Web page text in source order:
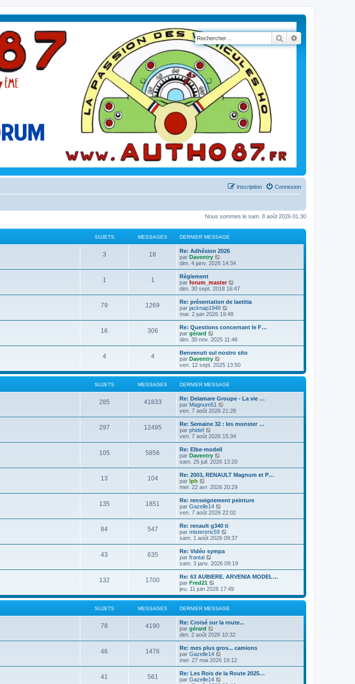
Rechercher
Connexion
Inscription
Nous sommes le sam. 8 août 2026 01:30
SUJETS MESSAGES DERNIER MESSAGE
3 18
Re: Adhésion 2026
par Daventry
o
n
u
l
r
l
e
e
n
i
e
m
e
s
s
a
g
e
dim. 4 janv. 2026 14:34
1 1
Règlement
par forum_master
o
n
s
r
l
e
e
n
i
m
e
s
a
g
dim. 30 sept. 2018 16:47
79 1269
Re: présentation de laetitia
par jacknap1948
o
n
s
l
e
r
l
e
d
r
n
i
r
m
e
s
a
mar. 2 juin 2026 19:48
16 306
Re: Questions concernant le F…
par gérard
o
n
s
u
l
e
r
l
e
d
e
r
n
i
r
m
e
s
s
a
g
dim. 30 nov. 2025 11:46
4 4
Benvenuti sul nostro sito
par Daventry
o
n
s
u
e
r
l
e
d
r
n
r
m
e
s
a
g
e
ven. 12 sept. 2025 13:50
SUJETS MESSAGES DERNIER MESSAGE
285 41833
Re: Delamare Groupe - La vie …
par Magnum51
o
n
s
l
l
e
e
n
i
e
m
e
s
s
a
g
e
ven. 7 août 2026 21:28
297 12495
Re: Semaine 32 : les monster …
par phidef
o
n
s
u
l
e
r
l
e
e
r
n
i
e
r
m
e
s
a
g
e
ven. 7 août 2026 15:34
105 5856
Re: Elbe-modell
par Daventry
o
n
s
l
r
l
e
e
r
n
i
e
m
e
s
a
g
e
sam. 25 juil. 2026 13:20
13 104
Re: 2003, RENAULT Magnum et P…
par lph
o
n
s
u
l
e
r
l
e
e
r
n
i
e
r
m
e
s
s
a
g
e
mer. 22 avr. 2026 20:29
135 1851
Re: renseignement peinture
par Gazelle14
o
n
s
u
l
r
l
e
e
n
i
r
m
e
s
a
g
ven. 7 août 2026 22:02
84 547
Re: renault g340 ti
par mistereric59
o
n
l
e
r
e
d
r
n
i
r
m
e
s
a
g
sam. 1 août 2026 09:37
43 635
Re: Vidéo sympa
par frantal
o
n
s
u
l
e
r
l
e
d
e
r
n
i
e
r
m
e
s
sam. 3 janv. 2026 09:19
132 1700
Re: 63 AUBIERE. ARVENIA MODEL…
par Fred21
o
n
s
u
e
l
e
d
e
r
n
i
e
jeu. 11 juin 2026 17:49
SUJETS MESSAGES DERNIER MESSAGE
78 4190
Re: Croisé sur la route...
par gérard
o
n
s
u
l
r
l
dim. 2 août 2026 10:32
46 1476
Re: mes plus gros... camions
par Gazelle14
o
n
s
mer. 27 mai 2026 19:12
41 561
Re: Les Rois de la Route 2025…
par Gazelle14